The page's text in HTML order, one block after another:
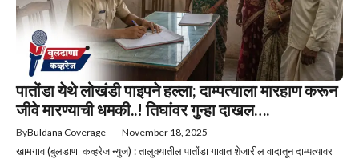
पातोंडा येथे लोखंडी पाइपने हल्ला; दाम्पत्याला मारहाण करून
जीवे मारण्याची धमकी..! तिघांवर गुन्हा दाखल….
ByBuldana Coverage — November 18, 2025
खामगाव (बुलडाणा कव्हरेज न्युज) : तालुक्यातील पातोंडा गावात शेजारील वादातून दाम्पत्यावर